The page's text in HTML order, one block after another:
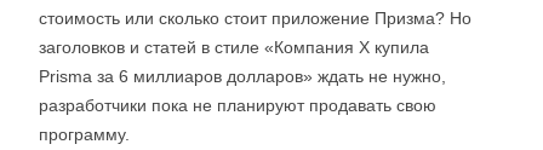
стоимость или сколько стоит приложение Призма? Но
заголовков и статей в стиле «Компания Х купила
Prisma за 6 миллиаров долларов» ждать не нужно,
разработчики пока не планируют продавать свою
программу.